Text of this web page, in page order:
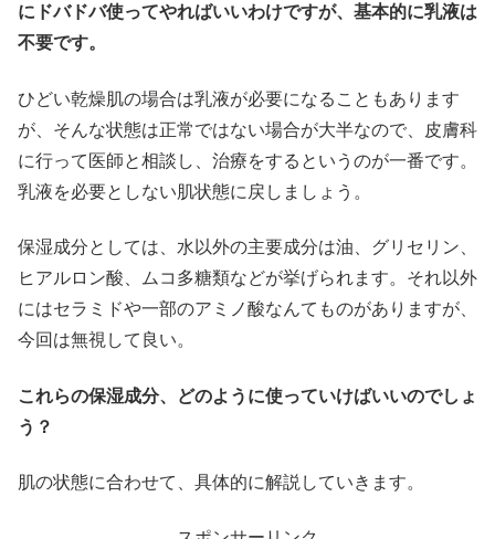
にドバドバ使ってやればいいわけですが、基本的に乳液は
不要です。
ひどい乾燥肌の場合は乳液が必要になることもあります
が、そんな状態は正常ではない場合が大半なので、皮膚科
に行って医師と相談し、治療をするというのが一番です。
乳液を必要としない肌状態に戻しましょう。
保湿成分としては、水以外の主要成分は油、グリセリン、
ヒアルロン酸、ムコ多糖類などが挙げられます。それ以外
にはセラミドや一部のアミノ酸なんてものがありますが、
今回は無視して良い。
これらの保湿成分、どのように使っていけばいいのでしょ
う？
肌の状態に合わせて、具体的に解説していきます。